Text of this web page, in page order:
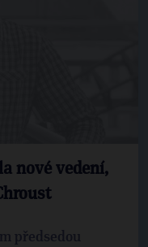
nové vedení,
předsedou